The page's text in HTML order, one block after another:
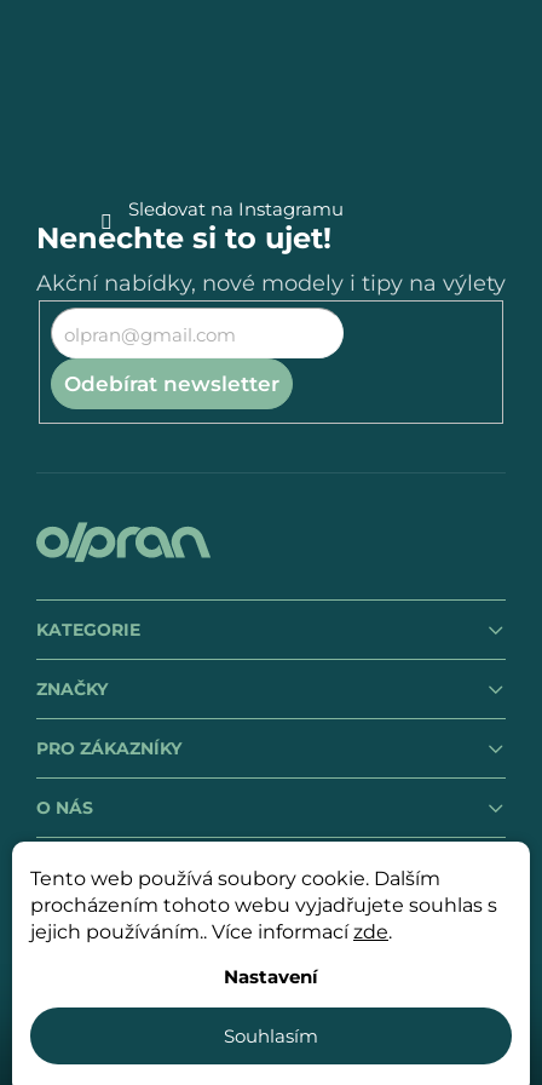
Tento web používá soubory cookie. Dalším
procházením tohoto webu vyjadřujete souhlas s
jejich používáním.. Více informacízde.
Nastavení
Souhlasím
Sledovat na Instagramu
Nenechte si to ujet!
Akční nabídky, nové modely i tipy na výlety
Odebírat newsletter
KATEGORIE
ZNAČKY
PRO ZÁKAZNÍKY
O NÁS
GDPR
Obchodní podmínky
Copyright 2026OLPRAN spol. s r. o.. Všechna práva